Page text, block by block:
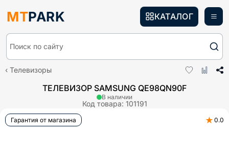
MTPARK
Поиск по сайту
КАТАЛОГ
Телевизоры
ТЕЛЕВИЗОР SAMSUNG QE98QN90F
Код товара: 101191
В наличии
Гарантия от магазина ★ 0.0